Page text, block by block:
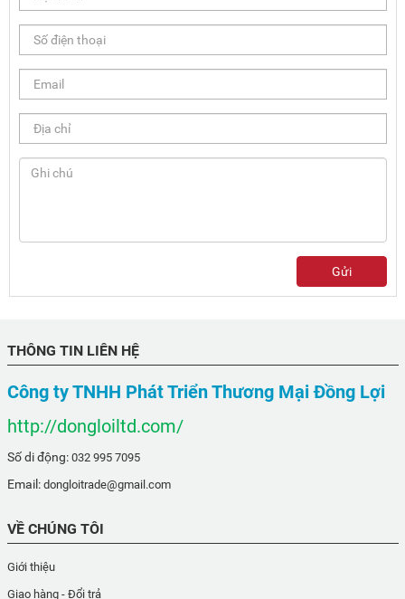
Gửi
THÔNG TIN LIÊN HỆ
Công ty TNHH Phát Triển Thương Mại Đồng Lợi
http://dongloiltd.com/
Số di động: 032 995 7095
Email: dongloitrade@gmail.com
VỀ CHÚNG TÔI
Giới thiệu
Giao hàng - Đổi trả